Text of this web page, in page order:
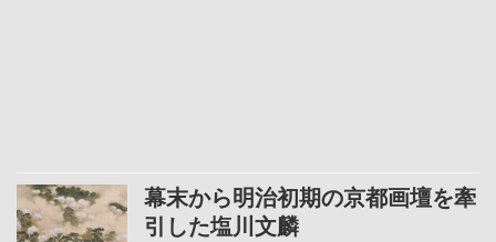
幕末から明治初期の京都画壇を牽
引した塩川文麟